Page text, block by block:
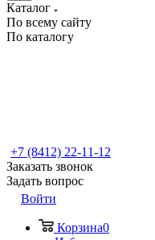
Каталог
По всему сайту
По каталогу
+7 (8412) 22-11-12
Заказать звонок
Задать вопрос
Войти
Корзина0